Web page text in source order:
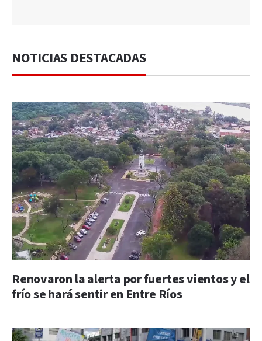
NOTICIAS DESTACADAS
Renovaron la alerta por fuertes vientos y el
frío se hará sentir en Entre Ríos